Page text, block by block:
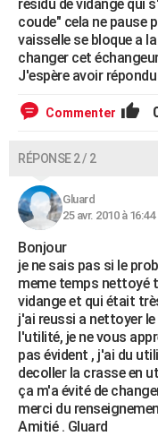
résidu de vidange qui
coude" cela ne pause
vaisselle se bloque a
changer cet
J'espère avoir
Commenter
RÉPONSE 2 / 2
Gluard
25 avr. 2010 à 16:44
Bonjour
je ne sais pas si le
meme temps nettoyé
vidange et qui était
j'ai reussi a nettoyer
l'utilité, je ne vous
pas évident , j'ai du
decoller la crasse en
ça m'a évité de
merci du
Amitié . Gluard